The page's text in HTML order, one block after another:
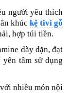
người yêu thích
khúc kệ tivi gỗ
hợp túi tiền.
dày dặn, đạt
tâm sử dụng
nhiều món nội